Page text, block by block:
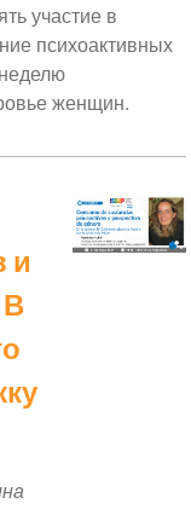
участие в
психоактивных
женщин.
и
В